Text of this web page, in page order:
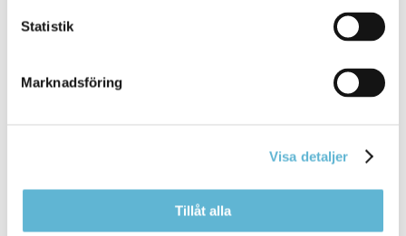
Statistik
Marknadsföring
Visa detaljer
Tillåt alla
Boverket - Attefallshus